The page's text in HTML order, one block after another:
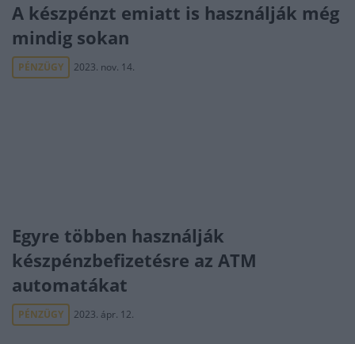
A készpénzt emiatt is használják még
mindig sokan
PÉNZÜGY 2023. nov. 14.
Egyre többen használják
készpénzbefizetésre az ATM
automatákat
PÉNZÜGY 2023. ápr. 12.